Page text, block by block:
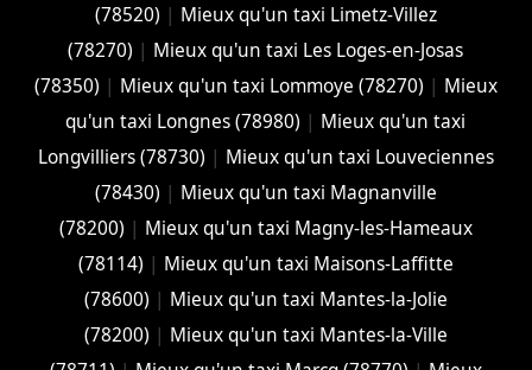
(78520) | Mieux qu'un taxi Limetz-Villez
(78270) | Mieux qu'un taxi Les Loges-en-Josas
(78350) | Mieux qu'un taxi Lommoye (78270) | Mieux
qu'un taxi Longnes (78980) | Mieux qu'un taxi
Longvilliers (78730) | Mieux qu'un taxi Louveciennes
(78430) | Mieux qu'un taxi Magnanville
(78200) | Mieux qu'un taxi Magny-les-Hameaux
(78114) | Mieux qu'un taxi Maisons-Laffitte
(78600) | Mieux qu'un taxi Mantes-la-Jolie
(78200) | Mieux qu'un taxi Mantes-la-Ville